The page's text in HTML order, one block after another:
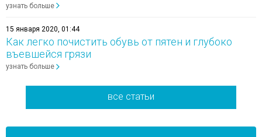
узнать больше
15 января 2020, 01:44
Как легко почистить обувь от пятен и глубоко
въевшейся грязи
узнать больше
все статьи